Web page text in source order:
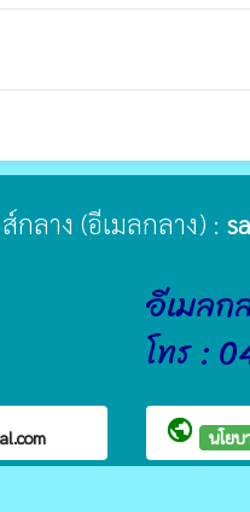
ลาง (อีเมลกลาง) :
อีเมลก
โทร :
public นโยบ